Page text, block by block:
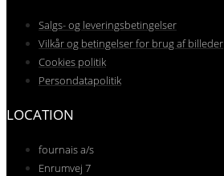
Salgs- og leveringsbetingelser
Vilkår og betingelser for brug af billeder
Cookies politik
Persondatapolitik
LOCATION
fournais a/s
Enrumvej 7